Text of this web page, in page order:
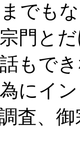
でも
宗門と
もで
にイ
査、